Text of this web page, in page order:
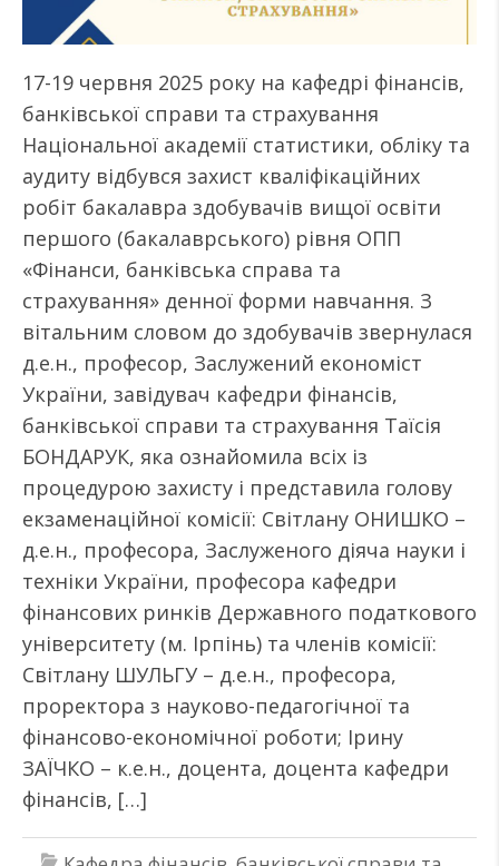
17-19 червня 2025 року на кафедрі фінансів,
банківської справи та страхування
Національної академії статистики, обліку та
аудиту відбувся захист кваліфікаційних
робіт бакалавра здобувачів вищої освіти
першого (бакалаврського) рівня ОПП
«Фінанси, банківська справа та
страхування» денної форми навчання. З
вітальним словом до здобувачів звернулася
д.е.н., професор, Заслужений економіст
України, завідувач кафедри фінансів,
банківської справи та страхування Таїсія
БОНДАРУК, яка ознайомила всіх із
процедурою захисту і представила голову
екзаменаційної комісії: Світлану ОНИШКО –
д.е.н., професора, Заслуженого діяча науки і
техніки України, професора кафедри
фінансових ринків Державного податкового
університету (м. Ірпінь) та членів комісії:
Світлану ШУЛЬГУ – д.е.н., професора,
проректора з науково-педагогічної та
фінансово-економічної роботи; Ірину
ЗАЇЧКО – к.е.н., доцента, доцента кафедри
фінансів, […]